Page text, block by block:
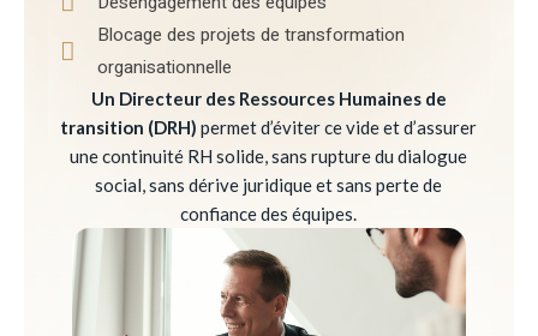
Blocage des projets de transformation
organisationnelle
Un Directeur des Ressources Humaines de
transition (DRH) permet d’éviter ce vide et d’assurer
une continuité RH solide, sans rupture du dialogue
social, sans dérive juridique et sans perte de
confiance des équipes.